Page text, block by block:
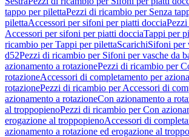
tappo per pilettaPezzi di ricambio per Senza
pilettaAccessori per sifoni per piatti doccia
Accessori per sifoni per piatti docciaTappi per
ricambio per Tappi per pilettaScarichiSifoni per
d52Pezzi di ricambio per Sifoni per vasche da
azionamento a rotazionePezzi di ricambio per
rotazioneAccessori di completamento per
rotazionePezzi di ricambio per Accessori di
azionamento a rotazioneCon azionamento a
al troppopienoPezzi di ricambio per Con
erogazione al troppopienoAccessori di
azionamento a rotazione ed erogazione al